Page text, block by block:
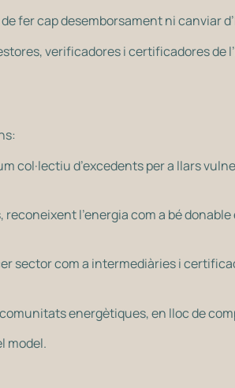
fer cap desemborsament ni canviar
verificadores i certificadores de
col·lectiu d’excedents per a llars
l’energia com a bé
sector com a intermediàries i
energètiques, en lloc de
model.